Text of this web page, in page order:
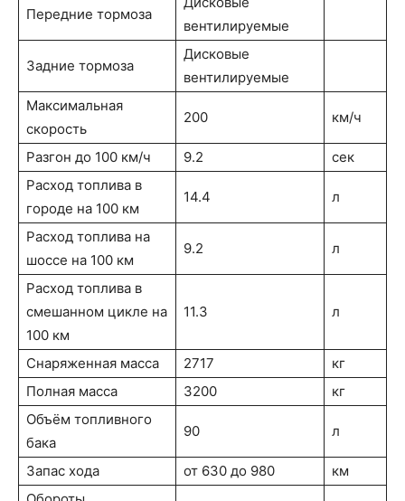
Передние тормоза
вентилируемые
Задние тормоза
Дисковые
вентилируемые
Максимальная
скорость
200 км/ч
Разгон до 100 км/ч 9.2
сек
Расход топлива в
городе на 100 км
14.4 л
Расход топлива на
шоссе на 100 км
9.2 л
Расход топлива в
смешанном цикле на
100 км
11.3 л
Снаряженная масса 2717
кг
Полная масса
3200
кг
Объём топливного
бака
90 л
Запас хода от 630 до 980
км